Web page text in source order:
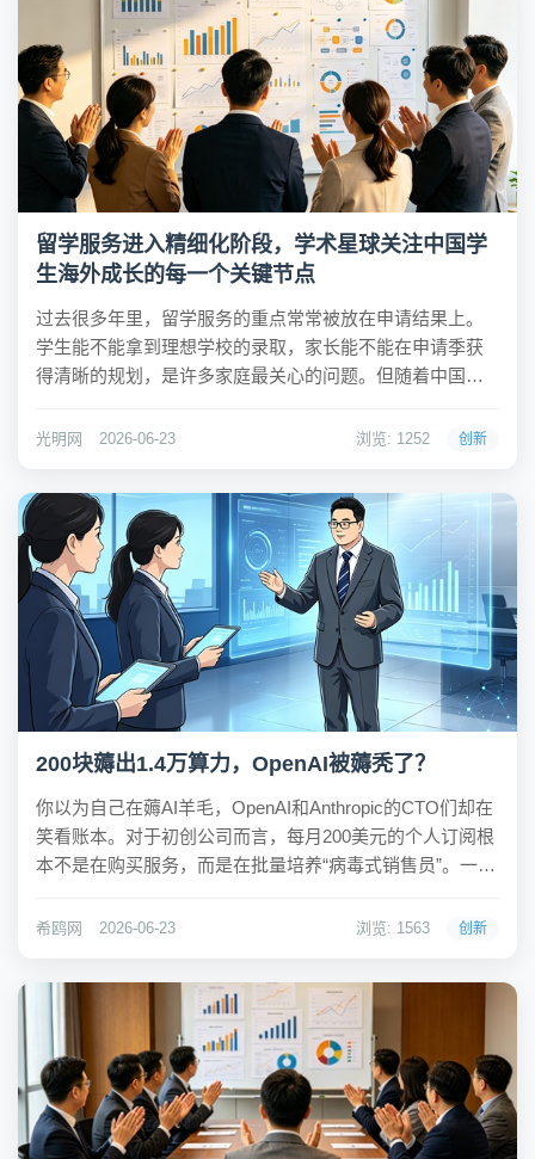
留学服务进入精细化阶段，学术星球关注中国学
生海外成长的每一个关键节点
过去很多年里，留学服务的重点常常被放在申请结果上。
学生能不能拿到理想学校的录取，家长能不能在申请季获
得清晰的规划，是许多家庭最关心的问题。但随着中国学
申请只是开始。真正进入海外大学以后，学生还会面对课
光明网 2026-06-23 浏览: 1252 创新
200块薅出1.4万算力，OpenAI被薅秃了？
你以为自己在薅AI羊毛，OpenAI和Anthropic的CTO们却在
笑看账本。对于初创公司而言，每月200美元的个人订阅根
本不是在购买服务，而是在批量培养“病毒式销售员”。一位
账：同样的用量，如果走企业API付费，月账单将是...
希鸥网 2026-06-23 浏览: 1563 创新